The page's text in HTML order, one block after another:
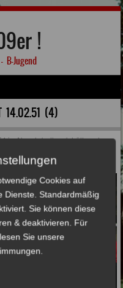
!
B-Jugend
14.02.51 (4)
inAbwehrbollwerk hält auch
Cookies auf
Dienste. Standardmäßig
Sie können diese
& deaktivieren. Für
Sie unsere